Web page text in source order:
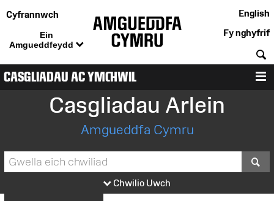
Cyfrannwch
Ein
Amgueddfeydd
English
Fy nghyfrif
CASGLIADAU AC YMCHWIL
Casgliadau Arlein
Amgueddfa Cymru
Chwilio Uwch